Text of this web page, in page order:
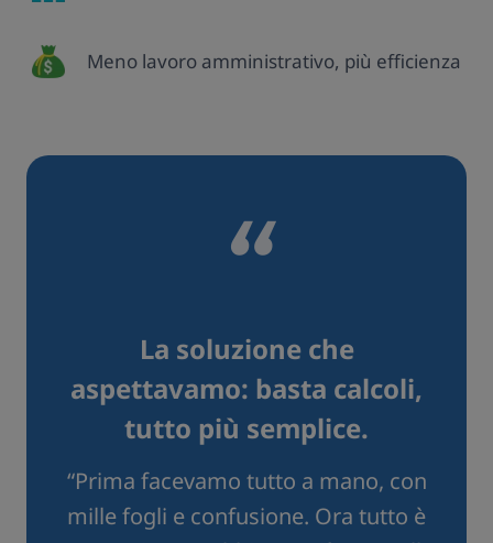
Meno lavoro amministrativo, più efficienza
“
La soluzione che
aspettavamo: basta calcoli,
tutto più semplice.
“Prima facevamo tutto a mano, con
mille fogli e confusione. Ora tutto è